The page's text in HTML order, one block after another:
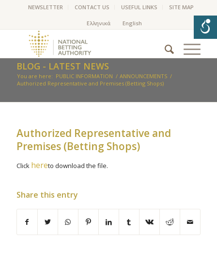
NEWSLETTER CONTACT US USEFUL LINKS SITE MAP
BLOG - LATEST NEWS
You are here: PUBLIC INFORMATION / ANNOUNCEMENTS /
Authorized Representative and Premises (Betting Shops)
Authorized Representative and
Premises (Betting Shops)
Click hereto download the file.
Share this entry